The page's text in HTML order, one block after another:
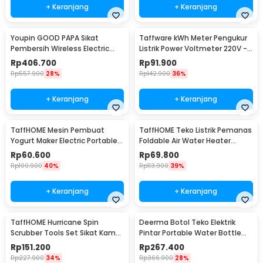
+ Keranjang + Keranjang
Youpin GOOD PAPA Sikat
Pembersih Wireless Electric
Cleaning - CL99
Rp406.700
Rp557.900 28%
+ Keranjang
Taffware kWh Meter Pengukur
Listrik Power Voltmeter 220V -
DDS667
Rp91.900
Rp142.900 36%
+ Keranjang
TaffHOME Mesin Pembuat
Yogurt Maker Electric Portable
15W 1L - PA-10C
Rp60.600
Rp100.900 40%
+ Keranjang
TaffHOME Teko Listrik Pemanas
Foldable Air Water Heater
600W 600ml - HY-01
Rp69.800
Rp113.900 39%
+ Keranjang
TaffHOME Hurricane Spin
Scrubber Tools Set Sikat Kamar
Mandi Elektrik - WQ8111
Rp151.200
Rp227.900 34%
Deerma Botol Teko Elektrik
Pintar Portable Water Bottle
300W 350ml - DEM-DR035S
Rp267.400
Rp366.900 28%